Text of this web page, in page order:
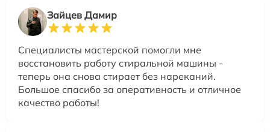
Зайцев Дамир
Специалисты мастерской помогли мне
восстановить работу стиральной машины -
теперь она снова стирает без нареканий.
Большое спасибо за оперативность и отличное
качество работы!